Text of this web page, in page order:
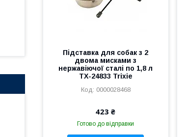
Підставка для собак з 2
двома мисками з
нержавіючої сталі по 1,8 л
TX-24833 Trixie
0000028468
423 ₴
Готово до відправки